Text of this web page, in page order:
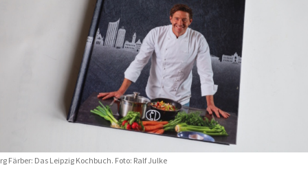
Färber: Das Leipzig Kochbuch. Foto: Ralf Julke